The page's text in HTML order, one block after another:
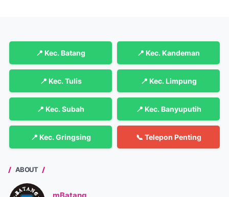
📍 Kec. Batang 📍 Kec. Kandeman
📍 Kec. Tulis 📍 Kec. Limpung
📍 Kec. Subah 📍 Kec. Banyuputih
📍 Kec. Gringsing 📞 Telepon Penting
ABOUT